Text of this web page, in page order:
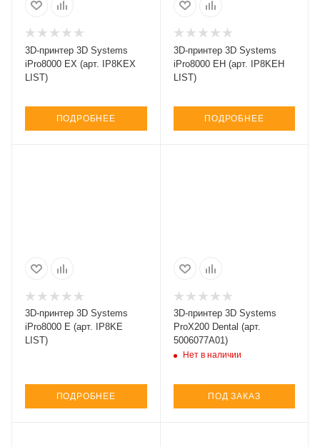
3D-принтер 3D Systems
iPro8000 EX (арт. IP8KEX
LIST)
ПОДРОБНЕЕ
3D-принтер 3D Systems
iPro8000 EH (арт. IP8KEH
LIST)
ПОДРОБНЕЕ
3D-принтер 3D Systems
iPro8000 E (арт. IP8KE
LIST)
ПОДРОБНЕЕ
3D-принтер 3D Systems
ProX200 Dental (арт.
5006077A01)
Нет в наличии
ПОД ЗАКАЗ